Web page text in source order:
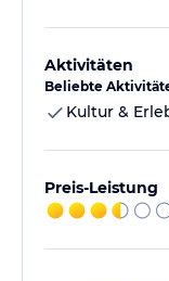
Aktivitäten
Beliebte
Kultur &
Preis-Leistung